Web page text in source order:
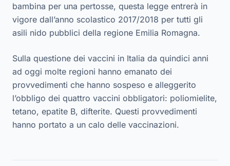
bambina per una pertosse, questa legge entrerà in
vigore dall’anno scolastico 2017/2018 per tutti gli
asili nido pubblici della regione Emilia Romagna.
Sulla questione dei vaccini in Italia da quindici anni
ad oggi molte regioni hanno emanato dei
provvedimenti che hanno sospeso e alleggerito
l’obbligo dei quattro vaccini obbligatori: poliomielite,
tetano, epatite B, difterite. Questi provvedimenti
hanno portato a un calo delle vaccinazioni.